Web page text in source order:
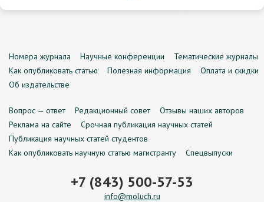
Номера журнала Научные конференции
Тематические журналы
Как опубликовать статью
Полезная информация
Оплата и скидки
Об издательстве
Вопрос — ответ Редакционный совет
Отзывы наших авторов
Реклама на сайте
Срочная публикация научных статей
Публикация научных статей студентов
Как опубликовать научную статью магистранту
Спецвыпуски
+7 (843) 500-57-53
info@moluch.ru